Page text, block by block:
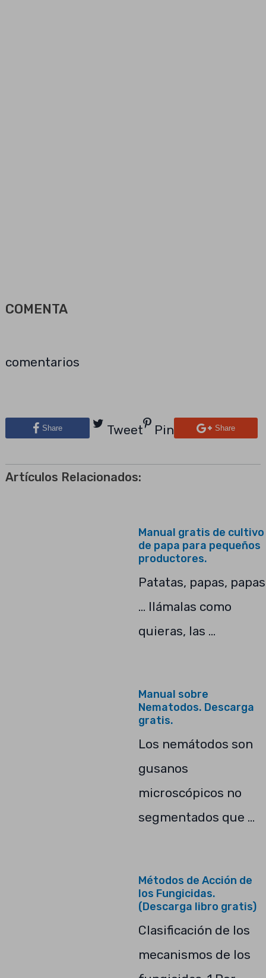
COMENTA
comentarios
Share Tweet Pin Share
Artículos Relacionados:
Manual gratis de cultivo
de papa para pequeños
productores.
Patatas, papas, papas
… llámalas como
quieras, las …
Manual sobre
Nematodos. Descarga
gratis.
Los nemátodos son
gusanos
microscópicos no
segmentados que …
Métodos de Acción de
los Fungicidas.
(Descarga libro gratis)
Clasificación de los
mecanismos de los